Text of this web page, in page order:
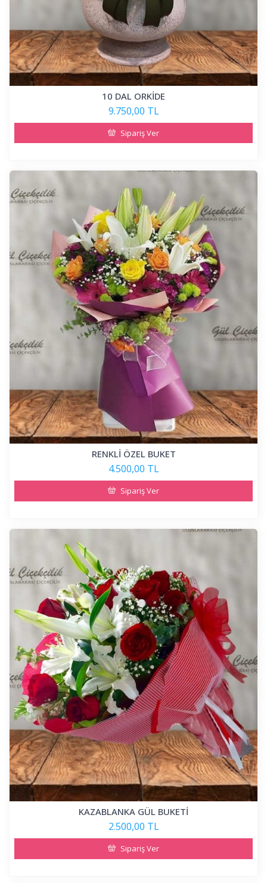
10 DAL ORKİDE
9.750,00 TL
Sipariş Ver
RENKLİ ÖZEL BUKET
4.500,00 TL
Sipariş Ver
KAZABLANKA GÜL BUKETİ
2.500,00 TL
Sipariş Ver